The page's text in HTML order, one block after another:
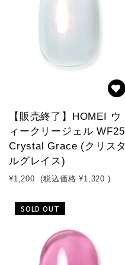
【販売終了】HOMEI ウ
ィークリージェル WF25
Crystal Grace (クリスタ
ルグレイス)
¥1,200 (税込価格 ¥1,320 )
SOLD OUT